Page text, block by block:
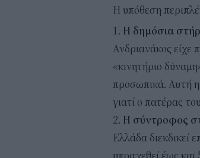
Η υπόθεση
Η δημόσια
Ανδριανάκος είχε
«κινητήριο
προσωπικά. Αυτή η
γιατί ο πατέρας
Η σύντροφος
Ελλάδα διεκδικεί